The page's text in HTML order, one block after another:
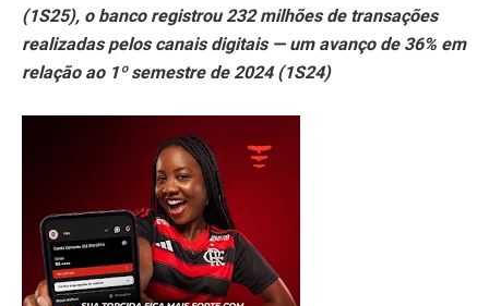
(1S25), o banco registrou 232 milhões de transações
realizadas pelos canais digitais — um avanço de 36% em
relação ao 1º semestre de 2024 (1S24)